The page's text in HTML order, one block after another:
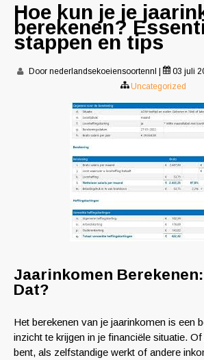
Hoe kun je je
berekenen?
stappen en tips
Door nederlandsekoeiensoortennl 03 juli
Uncategorized
Jaarinkomen
Dat?
Het berekenen van je jaarinkomen is een
inzicht te krijgen in je financiële situatie.
bent, als zelfstandige werkt of andere